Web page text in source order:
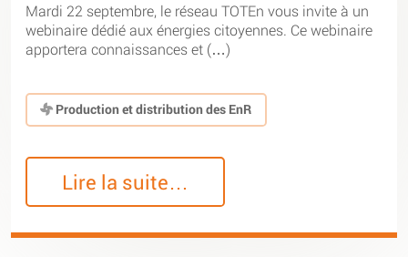
Mardi 22 septembre, le réseau TOTEn vous invite à un
webinaire dédié aux énergies citoyennes. Ce webinaire
apportera connaissances et (…)
Production et distribution des EnR
Lire la suite…